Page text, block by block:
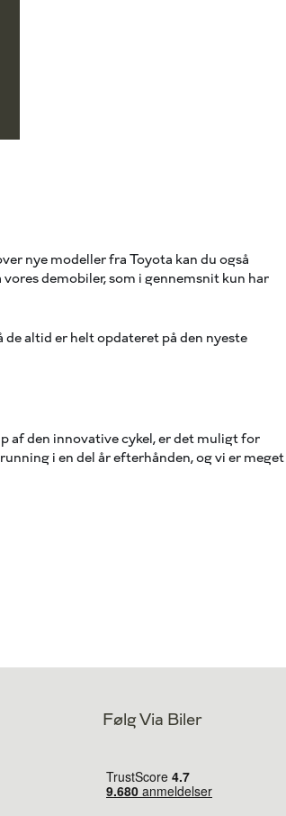
nye modeller fra Toyota kan du også
demobiler, som i gennemsnit kun har
altid er helt opdateret på den nyeste
af den innovative cykel, er det muligt for
i en del år efterhånden, og vi er meget
Følg Via Biler